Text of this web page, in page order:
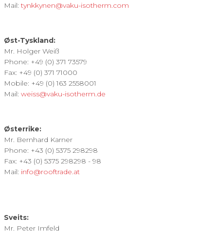
Mail:tynkkynen@vaku-isotherm.com
Øst-Tyskland:
Mr. Holger Weiß
Phone: +49 (0) 371 73579
Fax: +49 (0) 371 71000
Mobile: +49 (0) 163 2558001
Mail: weiss@vaku-isotherm.de
Østerrike:
Mr. Bernhard Karner
Phone: +43 (0) 5375 298298
Fax: +43 (0) 5375 298298 - 98
Mail: info@rooftrade.at
Sveits:
Mr. Peter Imfeld